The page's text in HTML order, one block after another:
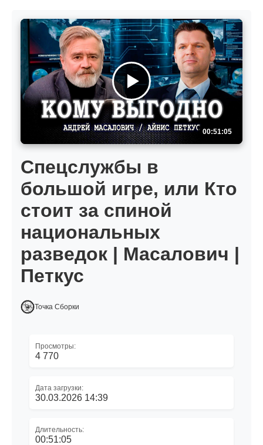
00:51:05
Спецслужбы в
большой игре, или Кто
стоит за спиной
национальных
разведок | Масалович |
Петкус
Точка Сборки
Просмотры:
4 770
Дата загрузки:
30.03.2026 14:39
Длительность:
00:51:05